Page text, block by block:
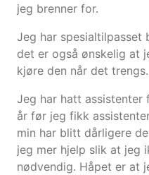
jeg brenner for.
Jeg har spesialtilpasset
det er også ønskelig at
kjøre den når det trengs.
Jeg har hatt assistenter
år før jeg fikk
min har blitt dårligere
jeg mer hjelp slik at jeg
nødvendig. Håpet er at